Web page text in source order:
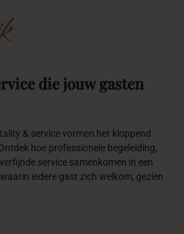
diejouw gasten
& service vormen het kloppend
hoe professionele begeleiding,
service samenkomen in een
iedere gast zich welkom, gezien